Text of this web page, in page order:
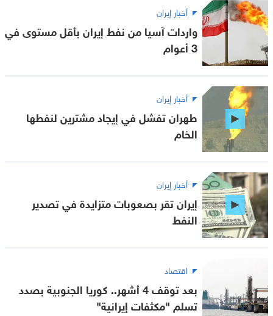
أخبار إيران
واردات آسيا من نفط إيران بأقل مستوى في
3 أعوام
أخبار إيران
طهران تفشل في إيجاد مشترين لنفطها
الخام
أخبار إيران
إيران تقر بصعوبات متزايدة في تصدير
النفط
اقتصاد
بعد توقف 4 أشهر.. كوريا الجنوبية بصدد
تسلم "مكثفات إيرانية"